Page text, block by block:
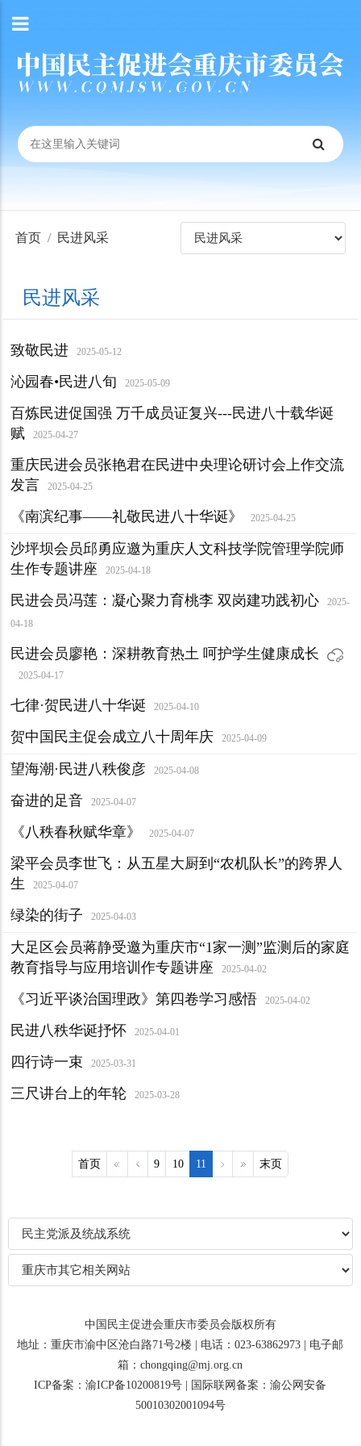
首页 民进风采
民进风采
致敬民进 2025-05-12
沁园春•民进八旬 2025-05-09
百炼民进促国强 万千成员证复兴---民进八十载华诞
赋
2025-04-27
重庆民进会员张艳君在民进中央理论研讨会上作交流
发言
2025-04-25
《南滨纪事——礼敬民进八十华诞》 2025-04-25
沙坪坝会员邱勇应邀为重庆人文科技学院管理学院师
生作专题讲座
2025-04-18
民进会员冯莲：凝心聚力育桃李 双岗建功践初心
2025-
04-18
民进会员廖艳：深耕教育热土 呵护学生健康成长
2025-04-17
七律·贺民进八十华诞 2025-04-10
贺中国民主促会成立八十周年庆 2025-04-09
望海潮·民进八秩俊彦 2025-04-08
奋进的足音 2025-04-07
《八秩春秋赋华章》 2025-04-07
梁平会员李世飞：从五星大厨到“农机队长”的跨界人
生
2025-04-07
绿染的街子 2025-04-03
大足区会员蒋静受邀为重庆市“1家一测”监测后的家庭
教育指导与应用培训作专题讲座
2025-04-02
《习近平谈治国理政》第四卷学习感悟 2025-04-02
民进八秩华诞抒怀 2025-04-01
四行诗一束 2025-03-31
三尺讲台上的年轮 2025-03-28
首页 9 10 11 末页
中国民主促进会重庆市委员会版权所有
地址：重庆市渝中区沧白路71号2楼 | 电话：023-63862973 | 电子邮
箱：chongqing@mj.org.cn
ICP备案：渝ICP备10200819号
国际联网备案：渝公网安备
50010302001094号